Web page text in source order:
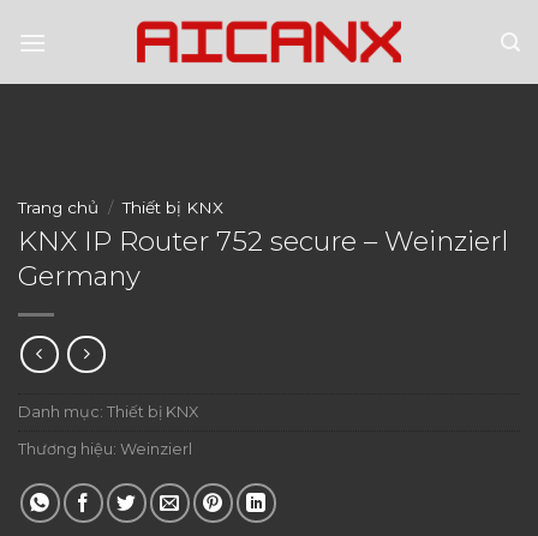
Trang chủ / Thiết bị KNX
KNX IP Router 752 secure – Weinzierl
Germany
Danh mục: Thiết bị KNX
Thương hiệu: Weinzierl